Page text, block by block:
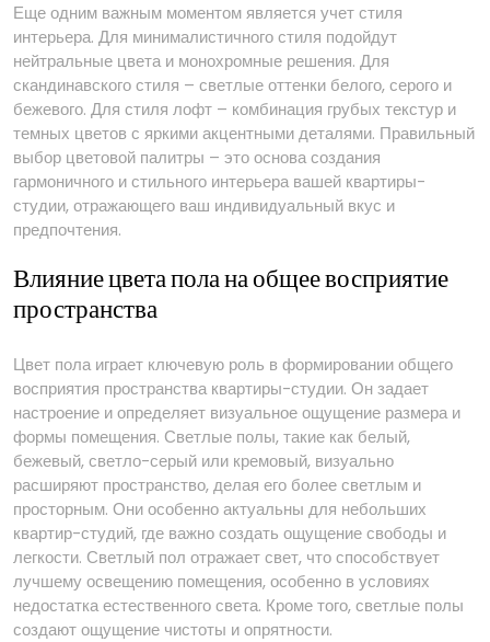
Еще одним важным моментом является учет стиля
интерьера. Для минималистичного стиля подойдут
нейтральные цвета и монохромные решения. Для
скандинавского стиля – светлые оттенки белого, серого и
бежевого. Для стиля лофт – комбинация грубых текстур и
темных цветов с яркими акцентными деталями. Правильный
выбор цветовой палитры – это основа создания
гармоничного и стильного интерьера вашей квартиры-
студии, отражающего ваш индивидуальный вкус и
предпочтения.
Влияние цвета пола на общее восприятие
пространства
Цвет пола играет ключевую роль в формировании общего
восприятия пространства квартиры-студии. Он задает
настроение и определяет визуальное ощущение размера и
формы помещения. Светлые полы, такие как белый,
бежевый, светло-серый или кремовый, визуально
расширяют пространство, делая его более светлым и
просторным. Они особенно актуальны для небольших
квартир-студий, где важно создать ощущение свободы и
легкости. Светлый пол отражает свет, что способствует
лучшему освещению помещения, особенно в условиях
недостатка естественного света. Кроме того, светлые полы
создают ощущение чистоты и опрятности.